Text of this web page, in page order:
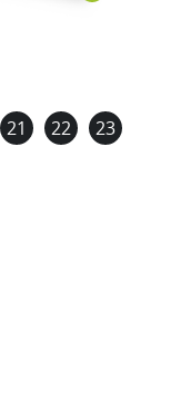
21 22 23